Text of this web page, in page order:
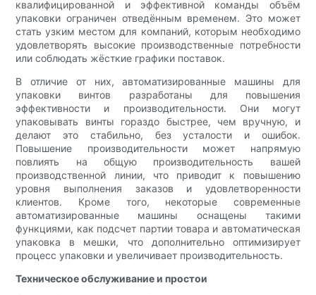
квалифицированной и эффективной команды объём
упаковки ограничен отведённым временем. Это может
стать узким местом для компаний, которым необходимо
удовлетворять высокие производственные потребности
или соблюдать жёсткие графики поставок.
В отличие от них, автоматизированные машины для
упаковки винтов разработаны для повышения
эффективности и производительности. Они могут
упаковывать винты гораздо быстрее, чем вручную, и
делают это стабильно, без усталости и ошибок.
Повышение производительности может напрямую
повлиять на общую производительность вашей
производственной линии, что приводит к повышению
уровня выполнения заказов и удовлетворенности
клиентов. Кроме того, некоторые современные
автоматизированные машины оснащены такими
функциями, как подсчет партии товара и автоматическая
упаковка в мешки, что дополнительно оптимизирует
процесс упаковки и увеличивает производительность.
Техническое обслуживание и простои